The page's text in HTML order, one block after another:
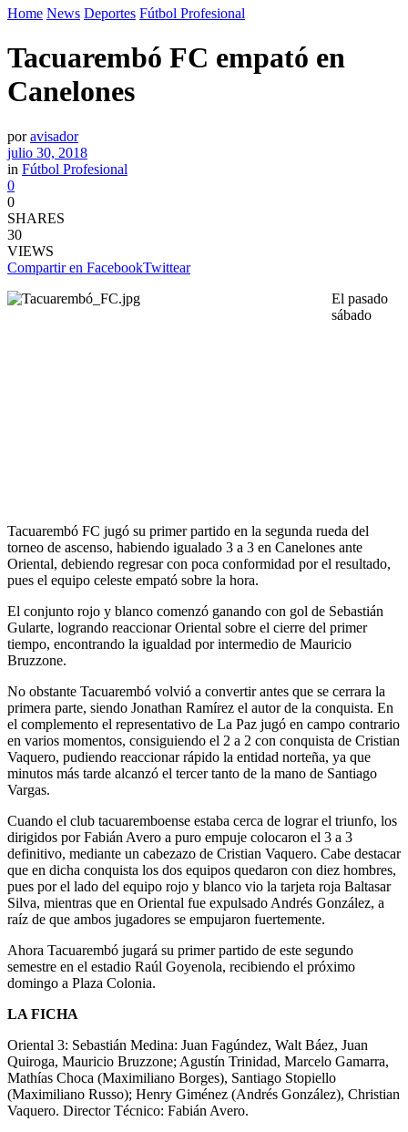
Home News Deportes Fútbol Profesional
Tacuarembó FC empató en
Canelones
por avisador
julio 30, 2018
in Fútbol Profesional
0
0
SHARES
30
VIEWS
Compartir en FacebookTwittear
El pasado
sábado
Tacuarembó FC jugó su primer partido en la segunda rueda del
torneo de ascenso, habiendo igualado 3 a 3 en Canelones ante
Oriental, debiendo regresar con poca conformidad por el resultado,
pues el equipo celeste empató sobre la hora.
El conjunto rojo y blanco comenzó ganando con gol de Sebastián
Gularte, logrando reaccionar Oriental sobre el cierre del primer
tiempo, encontrando la igualdad por intermedio de Mauricio
Bruzzone.
No obstante Tacuarembó volvió a convertir antes que se cerrara la
primera parte, siendo Jonathan Ramírez el autor de la conquista. En
el complemento el representativo de La Paz jugó en campo contrario
en varios momentos, consiguiendo el 2 a 2 con conquista de Cristian
Vaquero, pudiendo reaccionar rápido la entidad norteña, ya que
minutos más tarde alcanzó el tercer tanto de la mano de Santiago
Vargas.
Cuando el club tacuaremboense estaba cerca de lograr el triunfo, los
dirigidos por Fabián Avero a puro empuje colocaron el 3 a 3
definitivo, mediante un cabezazo de Cristian Vaquero. Cabe destacar
que en dicha conquista los dos equipos quedaron con diez hombres,
pues por el lado del equipo rojo y blanco vio la tarjeta roja Baltasar
Silva, mientras que en Oriental fue expulsado Andrés González, a
raíz de que ambos jugadores se empujaron fuertemente.
Ahora Tacuarembó jugará su primer partido de este segundo
semestre en el estadio Raúl Goyenola, recibiendo el próximo
domingo a Plaza Colonia.
LA FICHA
Oriental 3: Sebastián Medina: Juan Fagúndez, Walt Báez, Juan
Quiroga, Mauricio Bruzzone; Agustín Trinidad, Marcelo Gamarra,
Mathías Choca (Maximiliano Borges), Santiago Stopiello
(Maximiliano Russo); Henry Giménez (Andrés González), Christian
Vaquero. Director Técnico: Fabián Avero.